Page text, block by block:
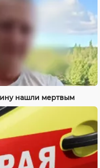
нашли мертвым